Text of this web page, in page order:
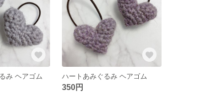
み ヘアゴム ハートあみぐるみ ヘアゴム
350円